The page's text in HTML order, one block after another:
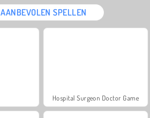
AANBEVOLEN SPELLEN
Hospital Surgeon Doctor Game